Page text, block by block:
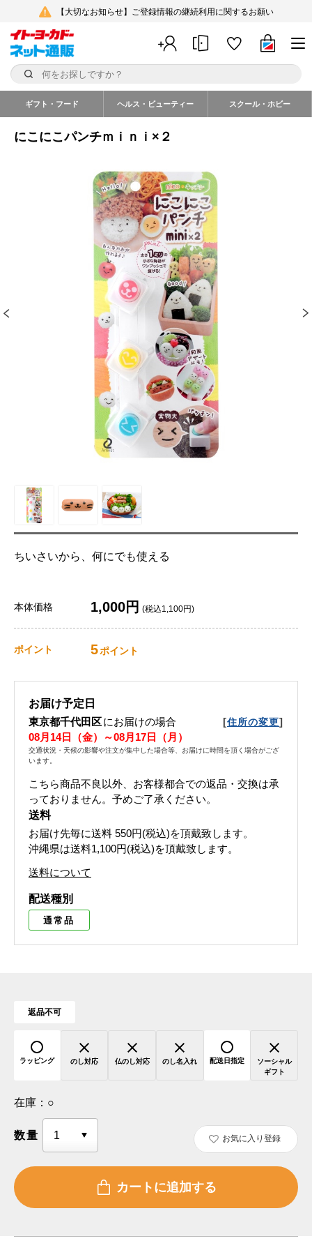
【大切なお知らせ】ご登録情報の継続利用に関するお願い
ギフト・フード ヘルス・ビューティー スクール・ホビー
にこにこパンチｍｉｎｉ×２
ちいさいから、何にでも使える
本体価格 1,000円 (税込1,100円)
ポイント 5ポイント
お届け予定日
東京都千代田区にお届けの場合 [住所の変更]
08月14日（金）～08月17日（月）
交通状況・天候の影響や注文が集中した場合等、お届けに時間を頂く場合がござ
います。
こちら商品不良以外、お客様都合での返品・交換は承
っておりません。予めご了承ください。
送料
お届け先毎に送料 550円(税込)を頂戴致します。
沖縄県は送料1,100円(税込)を頂戴致します。
送料について
配送種別
通常品
返品不可
ラッピング のし対応 仏のし対応 のし名入れ 配送日指定
ソーシャル
ギフト
在庫： ○
数量 お気に入り登録